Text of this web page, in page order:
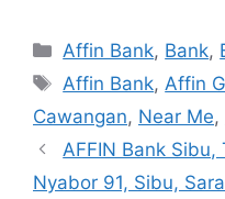
Categories
Affin Bank, Bank,
Tags
Affin Bank,Affin
Cawangan, Near Me,
AFFIN Bank
Nyabor 91, Sibu,